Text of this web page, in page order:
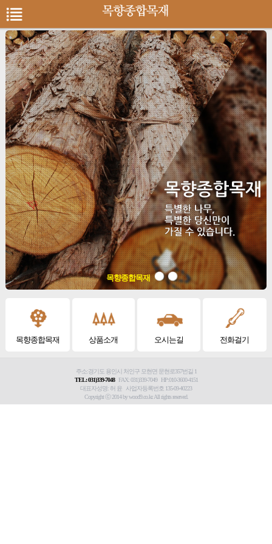
목향종합목재
목향종합목재 상품소개 오시는길 전화걸기
주소:경기도 용인시 처인구 모현면 문현로357번길 1
TEL: 031)339-7048FAX: 031)339-7049 HP:010-3600-4151
대표자성명: 허 윤 사업자등록번호 135-09-40223
Copyright ⓒ 2014 by wood9.co.kr. All rights reserved.